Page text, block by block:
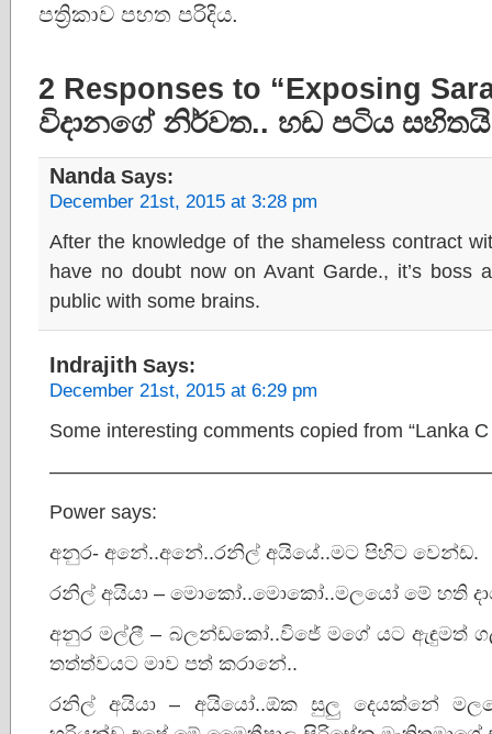
පත්‍රිකාව පහත පරිදිය.
2 Responses to “Exposing
විදානගේ නිර්වත.. හඩ පටිය
NandaSays:
December 21st, 2015 at 3:28 pm
After the knowledge of the shameless contract
have no doubt now on Avant Garde., it’s boss
public with some brains.
Indrajith Says:
December 21st, 2015 at 6:29 pm
Some interesting comments copied from “Lanka C
Power says:
අනුර- අනේ..අනේ..රනිල් අයියේ..මට පිහිට වෙන්ඩ.
රනිල් අයියා – මොකෝ..මොකෝ..මලයෝ මේ හති
අනුර මල්ලී – බලන්ඩකෝ..විජේ මගේ යට ඇඳුමත්
තත්ත්වයට මාව පත් කරානේ..
රනිල් අයියා – අයියෝ..ඕක සුලු දෙයක්නේ